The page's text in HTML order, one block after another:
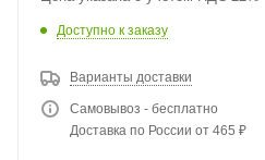
Доступно к заказу
Варианты доставки
Самовывоз - бесплатно
Доставка по России от 465 ₽